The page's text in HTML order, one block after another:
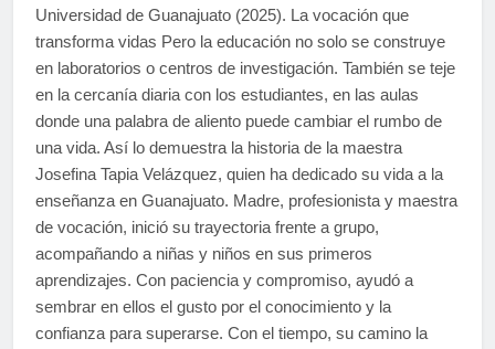
Universidad de Guanajuato (2025). La vocación que
transforma vidas Pero la educación no solo se construye
en laboratorios o centros de investigación. También se teje
en la cercanía diaria con los estudiantes, en las aulas
donde una palabra de aliento puede cambiar el rumbo de
una vida. Así lo demuestra la historia de la maestra
Josefina Tapia Velázquez, quien ha dedicado su vida a la
enseñanza en Guanajuato. Madre, profesionista y maestra
de vocación, inició su trayectoria frente a grupo,
acompañando a niñas y niños en sus primeros
aprendizajes. Con paciencia y compromiso, ayudó a
sembrar en ellos el gusto por el conocimiento y la
confianza para superarse. Con el tiempo, su camino la